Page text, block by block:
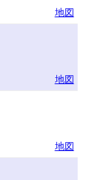
地図
地図
地図